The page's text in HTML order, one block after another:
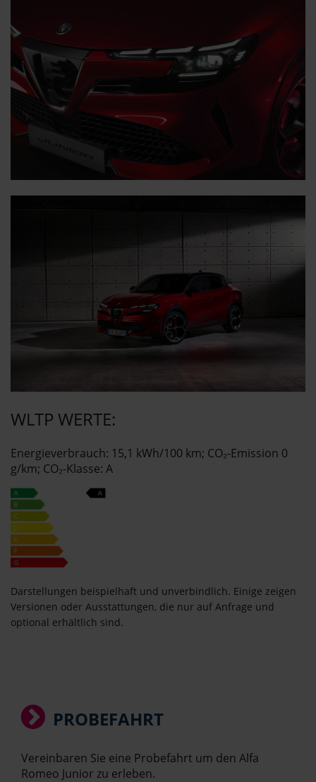
WLTP WERTE:
Energieverbrauch: 15,1 kWh/100 km; CO₂-Emission 0
g/km; CO₂-Klasse: A
Darstellungen beispielhaft und unverbindlich. Einige zeigen
Versionen oder Ausstattungen, die nur auf Anfrage und
optional erhältlich sind.
PROBEFAHRT
Vereinbaren Sie eine Probefahrt um den Alfa
Romeo Junior zu erleben.